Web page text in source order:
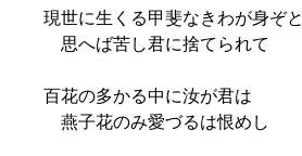
現世に生くる甲斐なきわが身ぞと
思へば苦し君に捨てられて
百花の多かる中に汝が君は
燕子花のみ愛づるは恨めし